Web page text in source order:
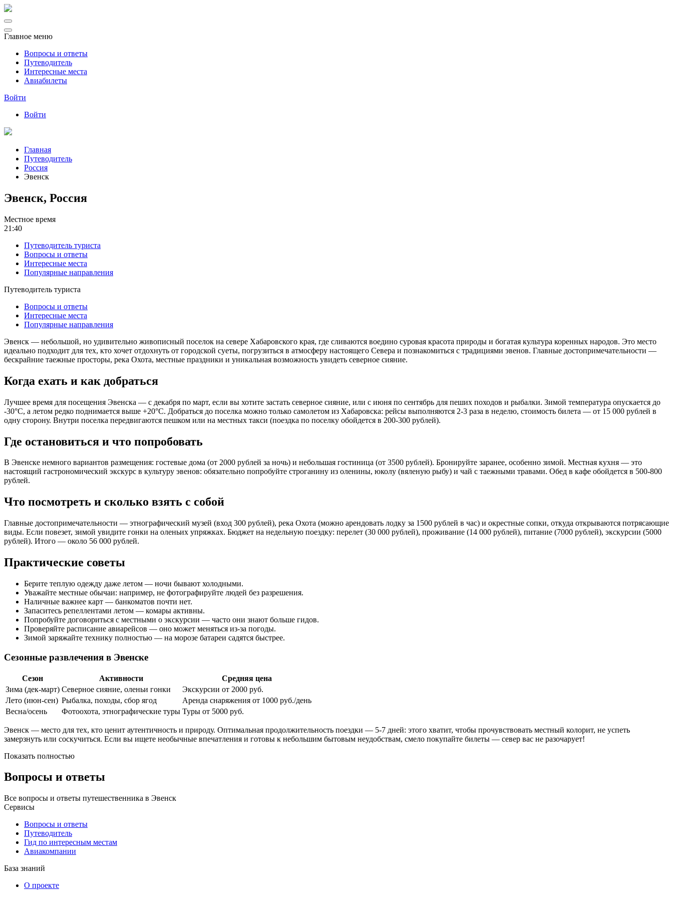
Главное меню
Вопросы и ответы
Путеводитель
Интересные места
Авиабилеты
Войти
Войти
Главная
Путеводитель
Россия
Эвенск
Эвенск, Россия
Местное время
21:40
Путеводитель туриста
Вопросы и ответы
Интересные места
Популярные направления
Путеводитель туриста
Вопросы и ответы
Интересные места
Популярные направления
Эвенск — небольшой, но удивительно живописный поселок на севере Хабаровского края, где сливаются воедино суровая красота природы и богатая культура коренных народов. Это место
идеально подходит для тех, кто хочет отдохнуть от городской суеты, погрузиться в атмосферу настоящего Севера и познакомиться с традициями эвенов. Главные достопримечательности —
бескрайние таежные просторы, река Охота, местные праздники и уникальная возможность увидеть северное сияние.
Когда ехать и как добраться
Лучшее время для посещения Эвенска — с декабря по март, если вы хотите застать северное сияние, или с июня по сентябрь для пеших походов и рыбалки. Зимой температура опускается до
-30°C, а летом редко поднимается выше +20°C. Добраться до поселка можно только самолетом из Хабаровска: рейсы выполняются 2-3 раза в неделю, стоимость билета — от 15 000 рублей в
одну сторону. Внутри поселка передвигаются пешком или на местных такси (поездка по поселку обойдется в 200-300 рублей).
Где остановиться и что попробовать
В Эвенске немного вариантов размещения: гостевые дома (от 2000 рублей за ночь) и небольшая гостиница (от 3500 рублей). Бронируйте заранее, особенно зимой. Местная кухня — это
настоящий гастрономический экскурс в культуру эвенов: обязательно попробуйте строганину из оленины, юколу (вяленую рыбу) и чай с таежными травами. Обед в кафе обойдется в 500-800
рублей.
Что посмотреть и сколько взять с собой
Главные достопримечательности — этнографический музей (вход 300 рублей), река Охота (можно арендовать лодку за 1500 рублей в час) и окрестные сопки, откуда открываются потрясающие
виды. Если повезет, зимой увидите гонки на оленьих упряжках. Бюджет на недельную поездку: перелет (30 000 рублей), проживание (14 000 рублей), питание (7000 рублей), экскурсии (5000
рублей). Итого — около 56 000 рублей.
Практические советы
Берите теплую одежду даже летом — ночи бывают холодными.
Уважайте местные обычаи: например, не фотографируйте людей без разрешения.
Наличные важнее карт — банкоматов почти нет.
Запаситесь репеллентами летом — комары активны.
Попробуйте договориться с местными о экскурсии — часто они знают больше гидов.
Проверяйте расписание авиарейсов — оно может меняться из-за погоды.
Зимой заряжайте технику полностью — на морозе батареи садятся быстрее.
Сезонные развлечения в Эвенске
Сезон Активности
Средняя цена
Зима (дек-март) Северное сияние, оленьи гонки
Экскурсии от 2000 руб.
Лето (июн-сен) Рыбалка, походы, сбор ягод
Аренда снаряжения от 1000 руб./день
Весна/осень
Фотоохота, этнографические туры Туры от 5000 руб.
Эвенск — место для тех, кто ценит аутентичность и природу. Оптимальная продолжительность поездки — 5-7 дней: этого хватит, чтобы прочувствовать местный колорит, не успеть
замерзнуть или соскучиться. Если вы ищете необычные впечатления и готовы к небольшим бытовым неудобствам, смело покупайте билеты — север вас не разочарует!
Показать полностью
Вопросы и ответы
Все вопросы и ответы путешественника в Эвенск
Сервисы
Вопросы и ответы
Путеводитель
Гид по интересным местам
Авиакомпании
База знаний
О проекте